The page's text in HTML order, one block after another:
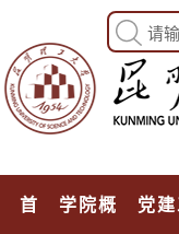
首页 学院概况 党建